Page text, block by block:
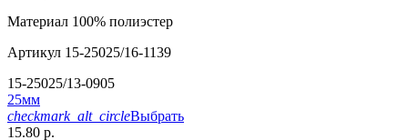
Материал 100% полиэстер
Артикул 15-25025/16-1139
15-25025/13-0905
25мм
checkmark_alt_circleВыбрать
15.80 р.